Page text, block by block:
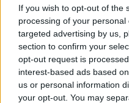
If you wish to opt-out of the
processing of your
targeted advertising by us,
section to confirm your
opt-out request is
interest-based ads based
us or personal information
your opt-out. You may
Природен газ от
Европа през 2028
09.08.2026 / 17:30